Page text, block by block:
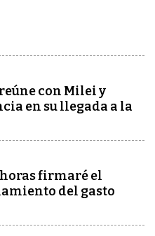
con Milei y
en su llegada a la
firmaré el
del gasto